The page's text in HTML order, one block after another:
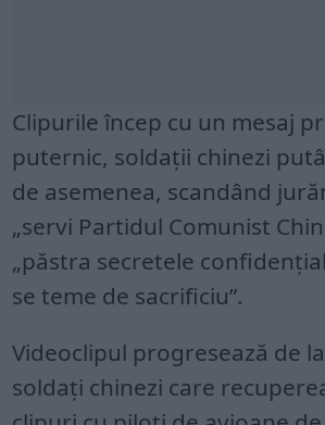
Clipurile încep cu un mesaj
puternic, soldații chinezi
de asemenea, scandând
„servi Partidul Comunist
„păstra secretele
se teme de sacrificiu”.
Videoclipul progresează de
soldați chinezi care